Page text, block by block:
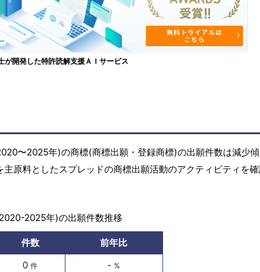
が開発した特許読解支援ＡＩサービス
〜2025年)の商標(商標出願・登録商標)の出願件数は減少
原料としたスプレッドの商標出願活動のアクティビティを
2025年)の出願件数推移
件数
前年比
0件 - %